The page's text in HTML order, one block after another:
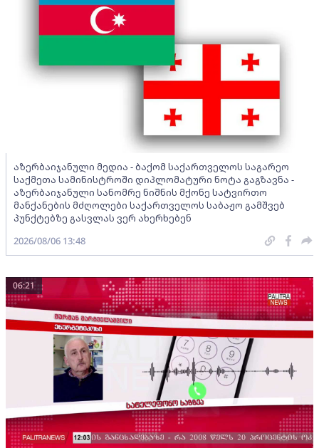
აზერბაიჯანული მედია - ბაქომ საქართველოს საგარეო
საქმეთა სამინისტროში დიპლომატური ნოტა გაგზავნა -
აზერბაიჯანული სანომრე ნიშნის მქონე სატვირთო
მანქანების მძღოლები საქართველოს საბაჟო გამშვებ
პუნქტებზე გასვლას ვერ ახერხებენ
2026/08/06 13:48
06:21